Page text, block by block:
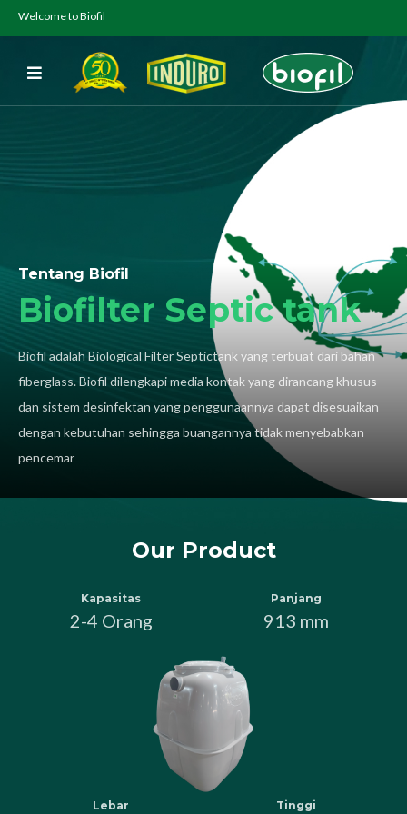
Welcome to Biofil
Tentang Biofil
Biofilter Septic tank
Biofil adalah Biological Filter Septictank yang terbuat dari bahan
fiberglass. Biofil dilengkapi media kontak yang dirancang khusus
dan sistem desinfektan yang penggunaannya dapat disesuaikan
dengan kebutuhan sehingga buangannya tidak menyebabkan
pencemar
Our Product
Kapasitas
2-4 Orang
Panjang
913 mm
Lebar Tinggi